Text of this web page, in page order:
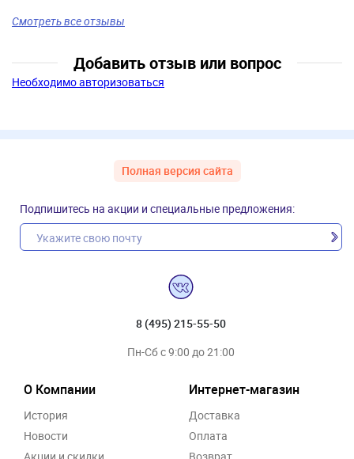
Смотреть все отзывы
Добавить отзыв или вопрос
Необходимо авторизоваться
Полная версия сайта
Подпишитесь на акции и специальные предложения:
8 (495) 215-55-50
Пн-Сб с 9:00 до 21:00
О Компании
История
Новости
Интернет-магазин
Доставка
Оплата